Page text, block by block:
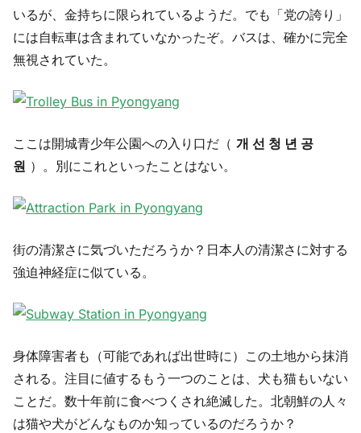
いるが、金持ちに限られているようだ。でも「党の誇り」
には自転車は含まれていなかったぞ。バスは、確かに完全
無視されていた。
ここは開城青少年公園への入り口だ（ 개 선 청 년 공
원 ）。別にこれといったことはない。
街の清潔さに気づいただろうか？日本人の清潔さに対する
強迫神経症に似ている。
身体障害者も（可能であれば出世時に）この土地から抹消
される。注目に値するもう一つのことは、犬も猫もいない
ことだ。数十年前に食べつくされ絶滅した。北朝鮮の人々
は猫や犬がどんなものか知っているのだろうか？